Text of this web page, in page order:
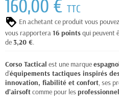
160,00 € TTC
En achetant ce produit vous
vous rapportera16 pointsqui peuvent
de3,20 €.
Corso Tactical est une marque
d’équipements tactiques inspirés
innovation, fiabilité et confort, ses
d’airsoftcomme pour les